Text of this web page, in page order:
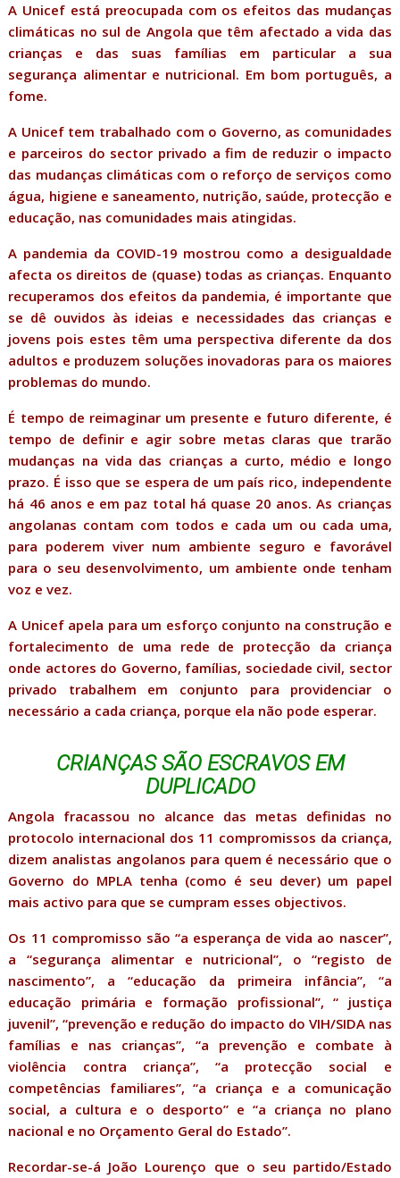
A Unicef está preocupada com os efeitos das mudanças
climáticas no sul de Angola que têm afectado a vida das
crianças e das suas famílias em particular a sua
segurança alimentar e nutricional. Em bom português, a
fome.
A Unicef tem trabalhado com o Governo, as comunidades
e parceiros do sector privado a fim de reduzir o impacto
das mudanças climáticas com o reforço de serviços como
água, higiene e saneamento, nutrição, saúde, protecção e
educação, nas comunidades mais atingidas.
A pandemia da COVID-19 mostrou como a desigualdade
afecta os direitos de (quase) todas as crianças. Enquanto
recuperamos dos efeitos da pandemia, é importante que
se dê ouvidos às ideias e necessidades das crianças e
jovens pois estes têm uma perspectiva diferente da dos
adultos e produzem soluções inovadoras para os maiores
problemas do mundo.
É tempo de reimaginar um presente e futuro diferente, é
tempo de definir e agir sobre metas claras que trarão
mudanças na vida das crianças a curto, médio e longo
prazo. É isso que se espera de um país rico, independente
há 46 anos e em paz total há quase 20 anos. As crianças
angolanas contam com todos e cada um ou cada uma,
para poderem viver num ambiente seguro e favorável
para o seu desenvolvimento, um ambiente onde tenham
voz e vez.
A Unicef apela para um esforço conjunto na construção e
fortalecimento de uma rede de protecção da criança
onde actores do Governo, famílias, sociedade civil, sector
privado trabalhem em conjunto para providenciar o
necessário a cada criança, porque ela não pode esperar.
CRIANÇAS SÃO ESCRAVOS EM
DUPLICADO
Angola fracassou no alcance das metas definidas no
protocolo internacional dos 11 compromissos da criança,
dizem analistas angolanos para quem é necessário que o
Governo do MPLA tenha (como é seu dever) um papel
mais activo para que se cumpram esses objectivos.
Os 11 compromisso são “a esperança de vida ao nascer”,
a “segurança alimentar e nutricional”, o “registo de
nascimento”, a “educação da primeira infância”, “a
educação primária e formação profissional”, “ justiça
juvenil”, “prevenção e redução do impacto do VIH/SIDA nas
famílias e nas crianças”, “a prevenção e combate à
violência contra criança”, “a protecção social e
competências familiares”, “a criança e a comunicação
social, a cultura e o desporto” e “a criança no plano
nacional e no Orçamento Geral do Estado”.
Recordar-se-á João Lourenço que o seu partido/Estado